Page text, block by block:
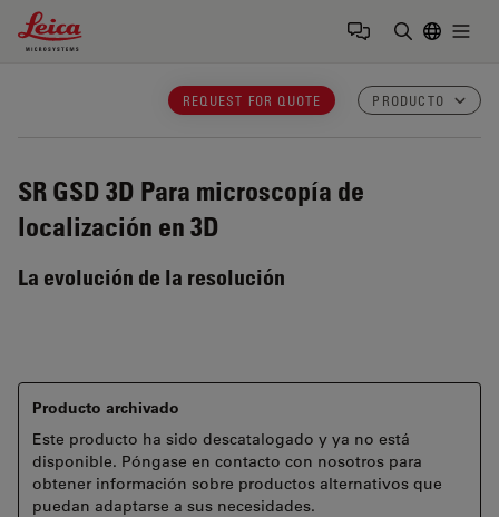
Leica Microsystems Logo
REQUEST FOR QUOTE PRODUCTO
SR GSD 3D Para microscopía de
localización en 3D
La evolución de la resolución
Producto archivado
Este producto ha sido descatalogado y ya no está
disponible. Póngase en contacto con nosotros para
obtener información sobre productos alternativos que
puedan adaptarse a sus necesidades.